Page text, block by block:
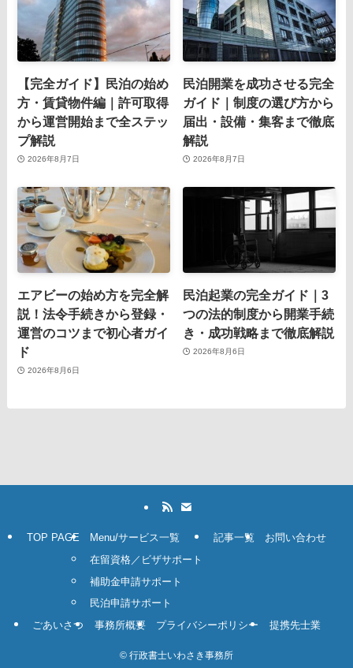
【完全ガイド】民泊の始め
方・賃貸物件編｜許可取得
から運営開始まで全ステッ
プ解説
2026年8月7日
民泊開業を成功させる完全
ガイド｜制度の選び方から
届出・設備・集客まで徹底
解説
2026年8月7日
エアビーの始め方を完全解
説！法令手続きから登録・
運営のコツまで初心者ガイ
ド
2026年8月6日
民泊起業の完全ガイド｜3
つの法的制度から開業手続
き・成功戦略まで徹底解説
2026年8月6日
TOP PAGE
Menu/サービス一覧
在留資格／ビザサポート
補助金申請サポート
民泊申請サポート
記事一覧 お問い合わせ
ごあいさつ 事務所概要 プライバシーポリシー 提携先士業
© 行政書士いわさき事務所